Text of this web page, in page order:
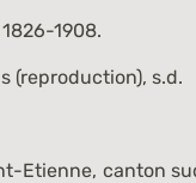
1908.
(reproduction), s.d.
Etienne, canton